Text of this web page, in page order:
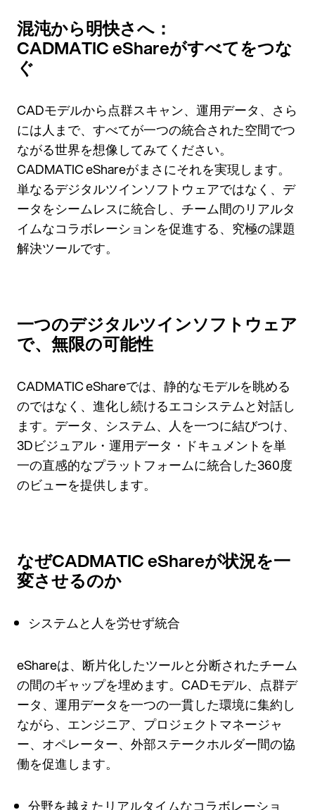
混沌から明快さへ：
CADMATIC eShareがすべてをつな
ぐ
CADモデルから点群スキャン、運用データ、さら
には人まで、すべてが一つの統合された空間でつ
ながる世界を想像してみてください。
CADMATIC eShareがまさにそれを実現します。
単なるデジタルツインソフトウェアではなく、デ
ータをシームレスに統合し、チーム間のリアルタ
イムなコラボレーションを促進する、究極の課題
解決ツールです。
一つのデジタルツインソフトウェア
で、無限の可能性
CADMATIC eShareでは、静的なモデルを眺める
のではなく、進化し続けるエコシステムと対話し
ます。データ、システム、人を一つに結びつけ、
3Dビジュアル・運用データ・ドキュメントを単
一の直感的なプラットフォームに統合した360度
のビューを提供します。
なぜCADMATIC eShareが状況を一
変させるのか
システムと人を労せず統合
eShareは、断片化したツールと分断されたチーム
の間のギャップを埋めます。CADモデル、点群デ
ータ、運用データを一つの一貫した環境に集約し
ながら、エンジニア、プロジェクトマネージャ
ー、オペレーター、外部ステークホルダー間の協
働を促進します。
分野を越えたリアルタイムなコラボレーショ